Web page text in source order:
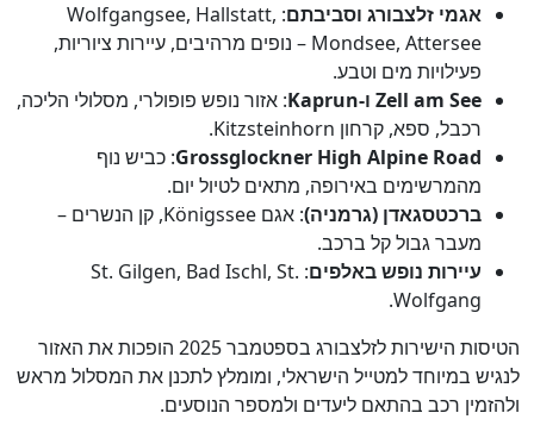
אגמי זלצבורג וסביבתם : Wolfgangsee, Hallstatt,
Mondsee, Attersee – נופים מרהיבים, עיירות ציוריות,
פעילויות מים וטבע.
Zell am See ו-Kaprun
: אזור נופש פופולרי, מסלולי הליכה,
רכבל, ספא, קרחון Kitzsteinhorn.
Grossglockner High Alpine Road: כביש נוף
מהמרשימים באירופה, מתאים לטיול יום.
ברכטסגאדן (גרמניה)
: אגם Königssee, קן הנשרים –
מעבר גבול קל ברכב.
עיירות נופש באלפים : St. Gilgen, Bad Ischl, St.
Wolfgang.
הטיסות הישירות לזלצבורג בספטמבר 2025 הופכות את האזור
במיוחד למטייל הישראלי, ומומלץ לתכנן את המסלול מראש
רכב בהתאם ליעדים ולמספר הנוסעים.